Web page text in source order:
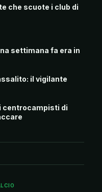
che scuote i club di
settimana fa era in
il vigilante
centrocampisti di